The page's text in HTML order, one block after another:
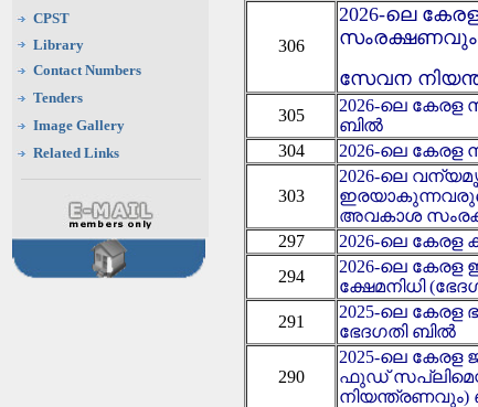
CPST
Library
Contact Numbers
Tenders
Image Gallery
Related Links
306
2026-ലെ
സംരക്ഷണവും
സേവന
305
2026-ലെ
ബിൽ
304
2026-ലെ
303
2026-ലെ
അവകാശ
297 2026-ലെ
294
2026-ലെ കേരള
ക്ഷേമനിധി
291
2025-ലെ
ഭേദഗതി ബിൽ
290
2025-ലെ
ഫുഡ്
നിയന്ത്രണവും)